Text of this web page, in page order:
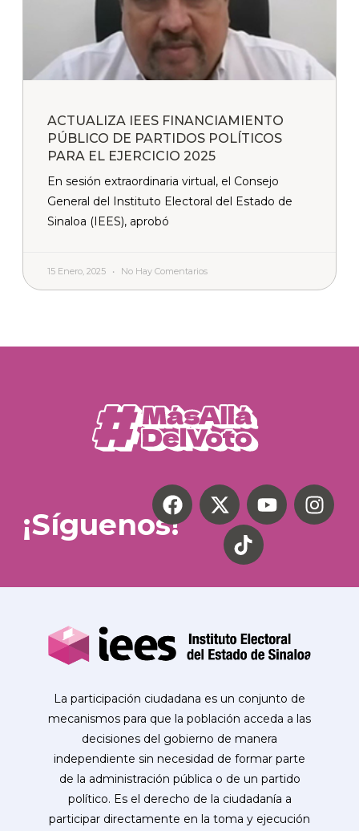
ACTUALIZA IEES FINANCIAMIENTO
PÚBLICO DE PARTIDOS POLÍTICOS
PARA EL EJERCICIO 2025
En sesión extraordinaria virtual, el Consejo
General del Instituto Electoral del Estado de
Sinaloa (IEES), aprobó
15 Enero, 2025 No Hay Comentarios
¡Síguenos!
La participación ciudadana es un conjunto de
mecanismos para que la población acceda a las
decisiones del gobierno de manera
independiente sin necesidad de formar parte
de la administración pública o de un partido
político. Es el derecho de la ciudadanía a
participar directamente en la toma y ejecución